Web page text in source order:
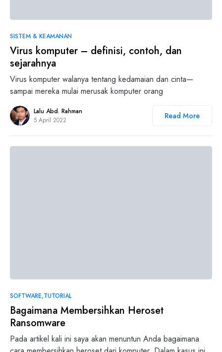
SISTEM & KEAMANAN
Virus komputer – definisi, contoh, dan
sejarahnya
Virus komputer walanya tentang kedamaian dan cinta—
sampai mereka mulai merusak komputer orang
Lalu Abd. Rahman
5 April 2022
Read More
SOFTWARE TUTORIAL
Bagaimana Membersihkan Heroset
Ransomware
Pada artikel kali ini saya akan menuntun Anda bagaimana